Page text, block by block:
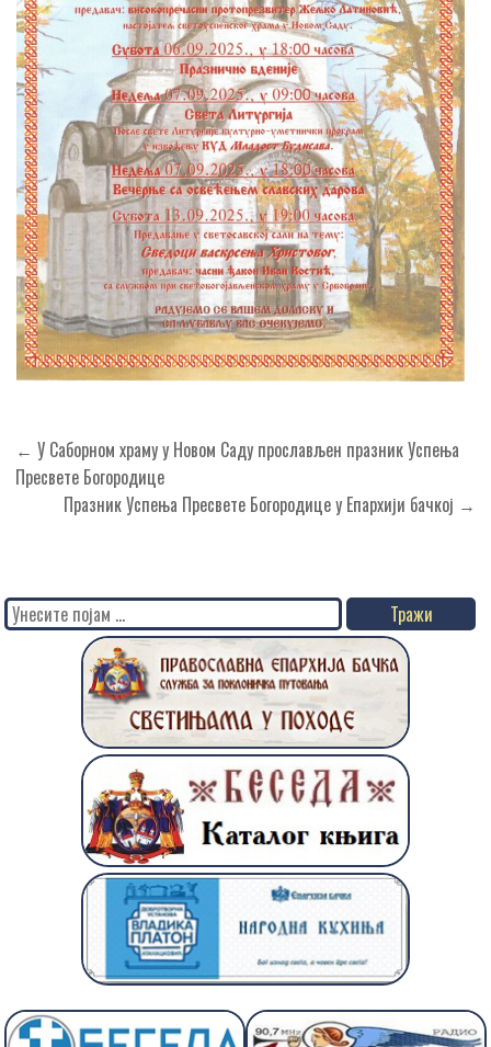
Кретање
чланка
← У Саборном храму у Новом Саду прослављен празник Успења
Пресвете Богородице
Празник Успења Пресвете Богородице у Епархији бачкој →
Search
for: